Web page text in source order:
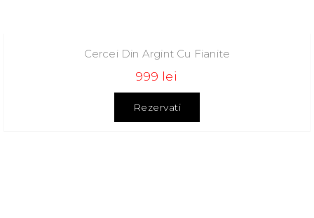
Cercei Din Argint Cu Fianite
999 lei
Rezervati